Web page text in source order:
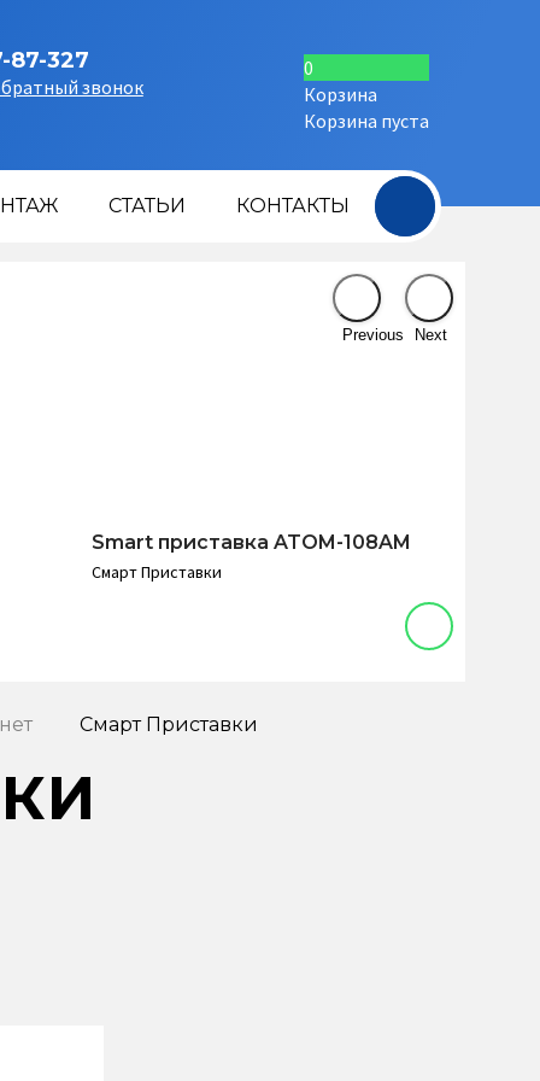
87-327
звонок
0
Корзина
Корзина пуста
СТАТЬИ КОНТАКТЫ +
Previous
Smart приставка ATOM-108AM
Смарт Приставки
Next
Смарт Приставки